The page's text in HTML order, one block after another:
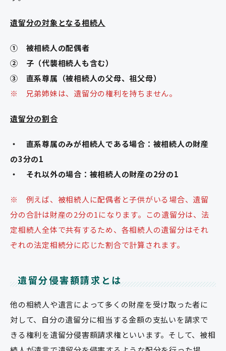
遺留分の対象となる相続人
① 被相続人の配偶者
② 子（代襲相続人も含む）
③ 直系尊属（被相続人の父母、祖父母）
※ 兄弟姉妹は、遺留分の権利を持ちません。
遺留分の割合
・ 直系尊属のみが相続人である場合：被相続人の財産
の3分の1
・ それ以外の場合：被相続人の財産の2分の1
※ 例えば、被相続人に配偶者と子供がいる場合、遺留
分の合計は財産の2分の1になります。この遺留分は、法
定相続人全体で共有するため、各相続人の遺留分はそれ
ぞれの法定相続分に応じた割合で計算されます。
遺留分侵害額請求とは
他の相続人や遺言によって多くの財産を受け取った者に
対して、自分の遺留分に相当する金額の支払いを請求で
きる権利を遺留分侵害額請求権といいます。そして、被相